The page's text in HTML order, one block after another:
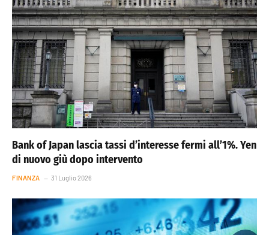
Bank of Japan lascia tassi d’interesse fermi all’1%. Yen
di nuovo giù dopo intervento
FINANZA 31 Luglio 2026